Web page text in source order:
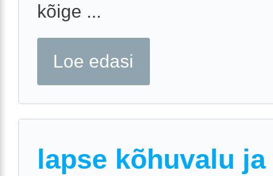
kõige ...
Loe edasi
lapse kõhuvalu ja